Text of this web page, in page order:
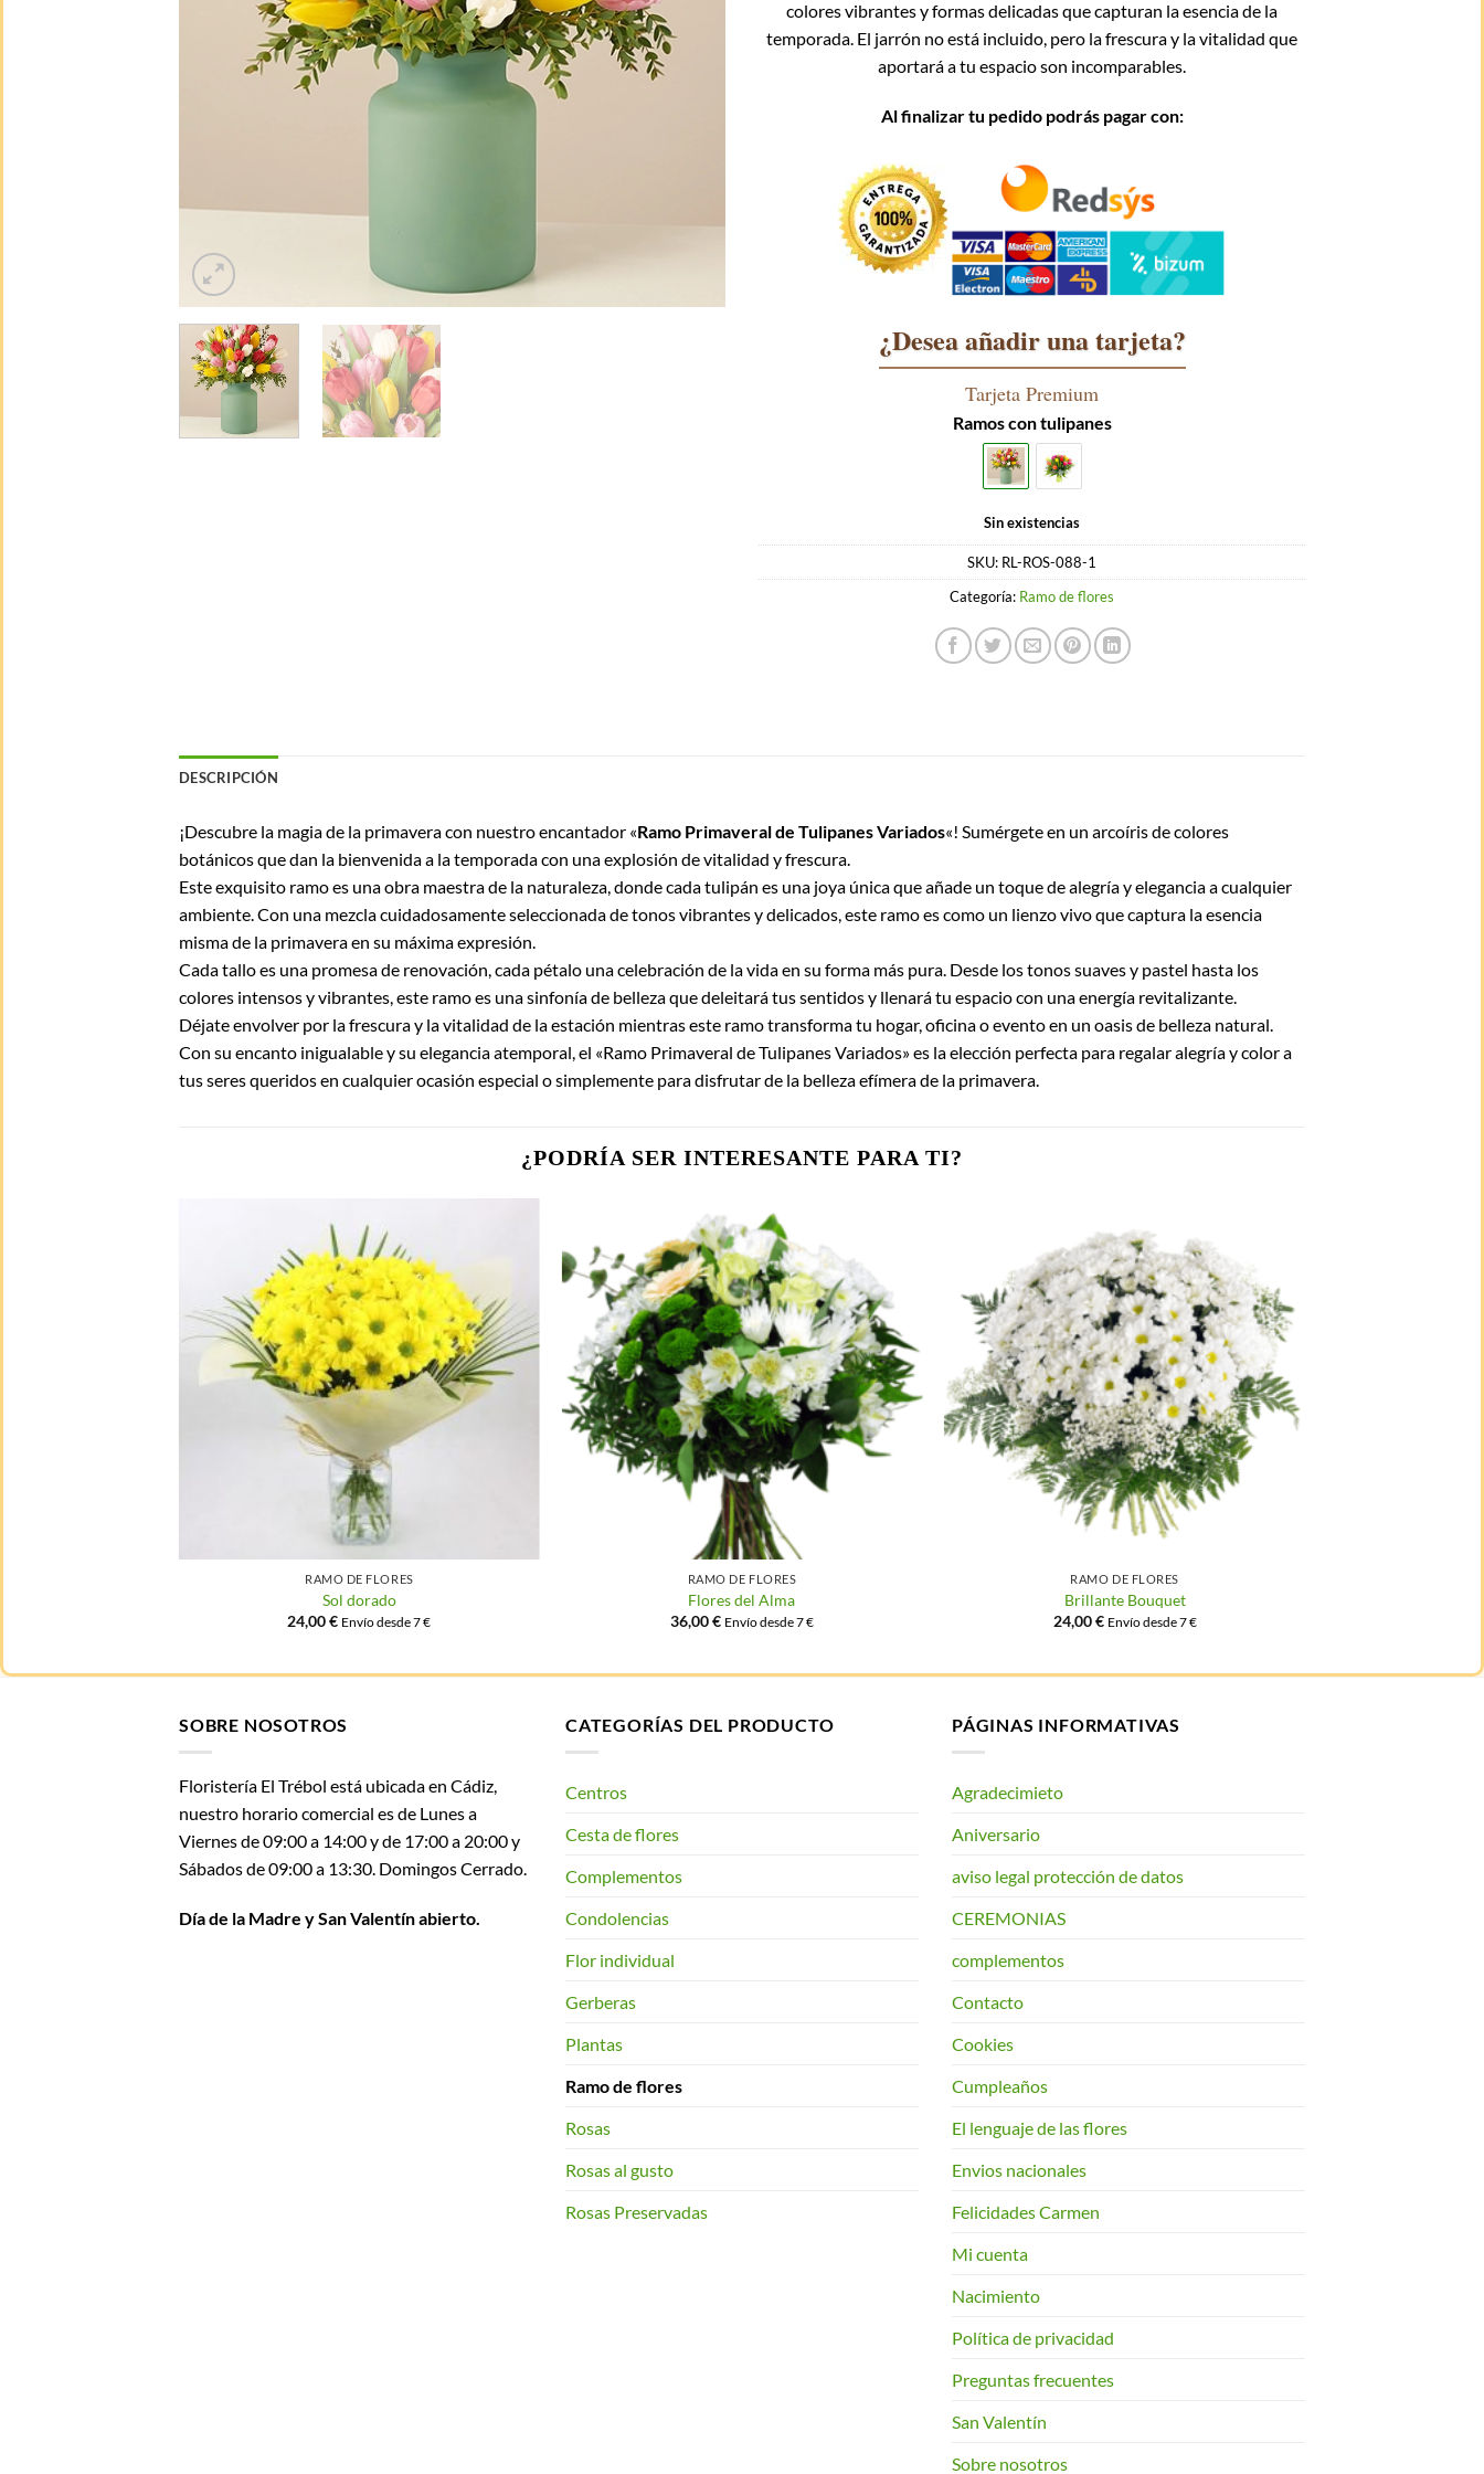
colores vibrantes y formas delicadas que capturan la esencia de la
temporada. El jarrón no está incluido, pero la frescura y la vitalidad que
aportará a tu espacio son incomparables.
Al finalizar tu pedido podrás pagar con:
¿Desea añadir una tarjeta?
Tarjeta Premium
Ramos con tulipanes
Sin existencias
SKU: RL-ROS-088-1
Categoría: Ramo de flores
DESCRIPCIÓN
¡Descubre la magia de la primavera con nuestro encantador «Ramo Primaveral de Tulipanes Variados«! Sumérgete en un arcoíris de colores
botánicos que dan la bienvenida a la temporada con una explosión de vitalidad y frescura.
Este exquisito ramo es una obra maestra de la naturaleza, donde cada tulipán es una joya única que añade un toque de alegría y elegancia a cualquier
ambiente. Con una mezcla cuidadosamente seleccionada de tonos vibrantes y delicados, este ramo es como un lienzo vivo que captura la esencia
misma de la primavera en su máxima expresión.
Cada tallo es una promesa de renovación, cada pétalo una celebración de la vida en su forma más pura. Desde los tonos suaves y pastel hasta los
colores intensos y vibrantes, este ramo es una sinfonía de belleza que deleitará tus sentidos y llenará tu espacio con una energía revitalizante.
Déjate envolver por la frescura y la vitalidad de la estación mientras este ramo transforma tu hogar, oficina o evento en un oasis de belleza natural.
Con su encanto inigualable y su elegancia atemporal, el «Ramo Primaveral de Tulipanes Variados» es la elección perfecta para regalar alegría y color a
tus seres queridos en cualquier ocasión especial o simplemente para disfrutar de la belleza efímera de la primavera.
¿PODRÍA SER INTERESANTE PARA TI?
RAMO DE FLORES
Sol dorado
24,00€ Envío desde 7 €
RAMO DE FLORES
Flores del Alma
36,00€ Envío desde 7 €
RAMO DE FLORES
Brillante Bouquet
24,00€ Envío desde 7 €
SOBRE NOSOTROS
Floristería El Trébol está ubicada en Cádiz,
nuestro horario comercial es de Lunes a
Viernes de 09:00 a 14:00 y de 17:00 a 20:00 y
Sábados de 09:00 a 13:30. Domingos Cerrado.
Día de la Madre y San Valentín abierto.
CATEGORÍAS DEL PRODUCTO
Centros
Cesta de flores
Complementos
Condolencias
Flor individual
Gerberas
Plantas
Ramo de flores
Rosas
Rosas al gusto
Rosas Preservadas
PÁGINAS INFORMATIVAS
Agradecimieto
Aniversario
aviso legal protección de datos
CEREMONIAS
complementos
Contacto
Cookies
Cumpleaños
El lenguaje de las flores
Envios nacionales
Felicidades Carmen
Mi cuenta
Nacimiento
Política de privacidad
Preguntas frecuentes
San Valentín
Sobre nosotros